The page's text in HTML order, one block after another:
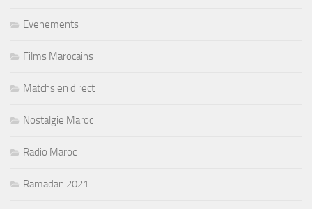
Evenements
Films Marocains
Matchs en direct
Nostalgie Maroc
Radio Maroc
Ramadan 2021